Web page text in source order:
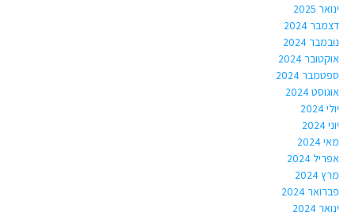
ינואר 2025
דצמבר 2024
נובמבר 2024
אוקטובר 2024
ספטמבר 2024
אוגוסט 2024
יולי 2024
יוני 2024
מאי 2024
אפריל 2024
מרץ 2024
פברואר 2024
ינואר 2024